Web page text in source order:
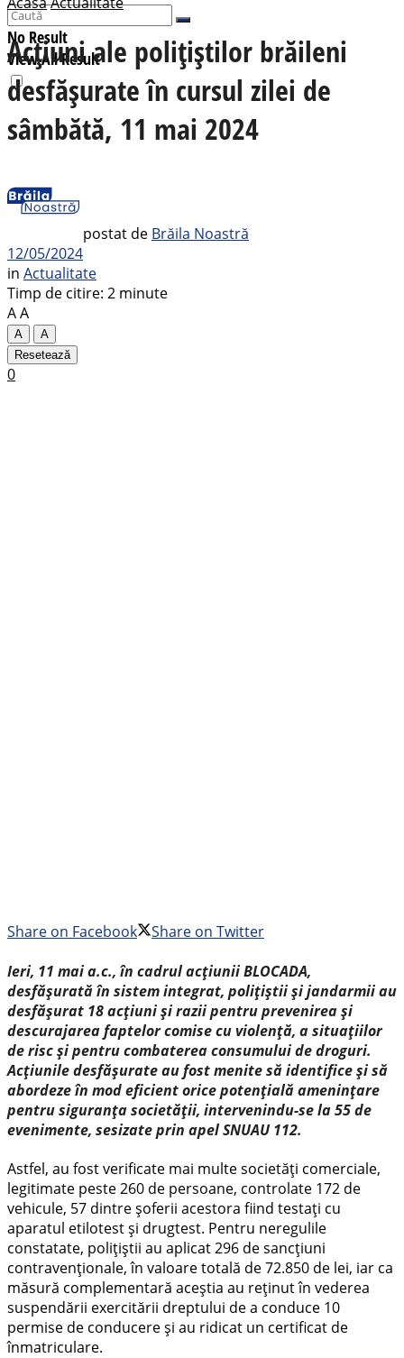
No Result
View All Result
Acțiuni ale polițiștilor brăileni
desfășurate în cursul zilei de
sâmbătă, 11 mai 2024
postat de Brăila Noastră
12/05/2024
in Actualitate
Timp de citire: 2 minute
AA
A
A
Resetează
0
Share on Facebook
Share on Twitter
Ieri, 11 mai a.c., în cadrul acțiunii BLOCADA,
desfășurată în sistem integrat, polițiștii și jandarmii au
desfășurat 18 acțiuni și razii pentru prevenirea și
descurajarea faptelor comise cu violență, a situațiilor
de risc și pentru combaterea consumului de droguri.
Acțiunile desfășurate au fost menite să identifice și să
abordeze în mod eficient orice potențială amenințare
pentru siguranța societății, intervenindu-se la 55 de
evenimente, sesizate prin apel SNUAU 112.
Astfel, au fost verificate mai multe societăți comerciale,
legitimate peste 260 de persoane, controlate 172 de
vehicule, 57 dintre șoferii acestora fiind testați cu
aparatul etilotest și drugtest. Pentru neregulile
constatate, polițiștii au aplicat 296 de sancțiuni
contravenționale, în valoare totală de 72.850 de lei, iar ca
măsură complementară aceștia au reținut în vederea
suspendării exercitării dreptului de a conduce 10
permise de conducere și au ridicat un certificat de
înmatriculare.